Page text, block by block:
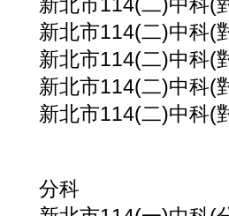
新北市114(二)中科(
新北市114(二)中科(
新北市114(二)中科(
新北市114(二)中科(
分科